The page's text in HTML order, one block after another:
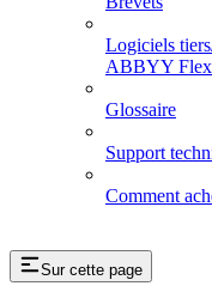
Logiciels
ABBYY
Glossaire
Support
Comment
Sur cette page